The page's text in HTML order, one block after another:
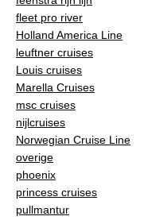
fleet pro river
Holland America Line
leuftner cruises
Louis cruises
Marella Cruises
msc cruises
nijlcruises
Norwegian Cruise Line
overige
phoenix
princess cruises
pullmantur